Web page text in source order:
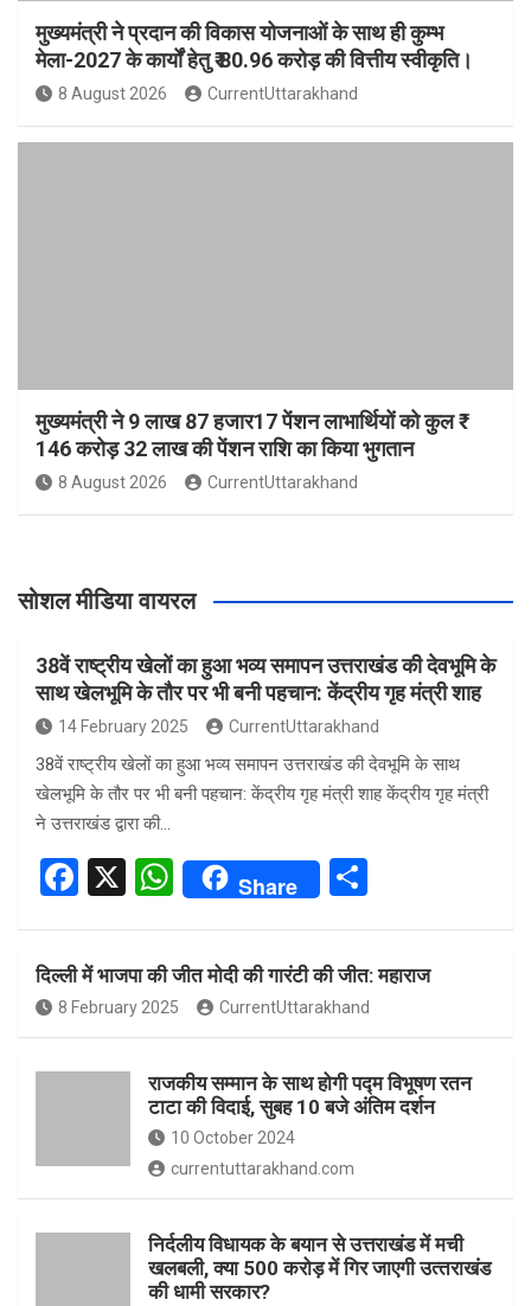
मुख्यमंत्री ने प्रदान की विकास योजनाओं के साथ ही कुम्भ
मेला-2027 के कार्यों हेतु ₹ 80.96 करोड़ की वित्तीय स्वीकृति।
8 August 2026 CurrentUttarakhand
मुख्यमंत्री ने 9 लाख 87 हजार17 पेंशन लाभार्थियों को कुल ₹
146 करोड़ 32 लाख की पेंशन राशि का किया भुगतान
8 August 2026 CurrentUttarakhand
सोशल मीडिया वायरल
38वें राष्ट्रीय खेलों का हुआ भव्य समापन उत्तराखंड की देवभूमि के
साथ खेलभूमि के तौर पर भी बनी पहचान: केंद्रीय गृह मंत्री शाह
14 February 2025 CurrentUttarakhand
38वें राष्ट्रीय खेलों का हुआ भव्य समापन उत्तराखंड की देवभूमि के साथ
खेलभूमि के तौर पर भी बनी पहचान: केंद्रीय गृह मंत्री शाह केंद्रीय गृह मंत्री
ने उत्तराखंड द्वारा की…
F
ce
b
o
o
X
W
at
s
A
p
p
Share
e
दिल्ली में भाजपा की जीत मोदी की गारंटी की जीत: महाराज
8 February 2025 CurrentUttarakhand
राजकीय सम्मान के साथ होगी पद्म विभूषण रतन
टाटा की विदाई, सुबह 10 बजे अंतिम दर्शन
10 October 2024
currentuttarakhand.com
निर्दलीय विधायक के बयान से उत्तराखंड में मची
खलबली, क्‍या 500 करोड़ में गिर जाएगी उत्‍तराखंड
की धामी सरकार?